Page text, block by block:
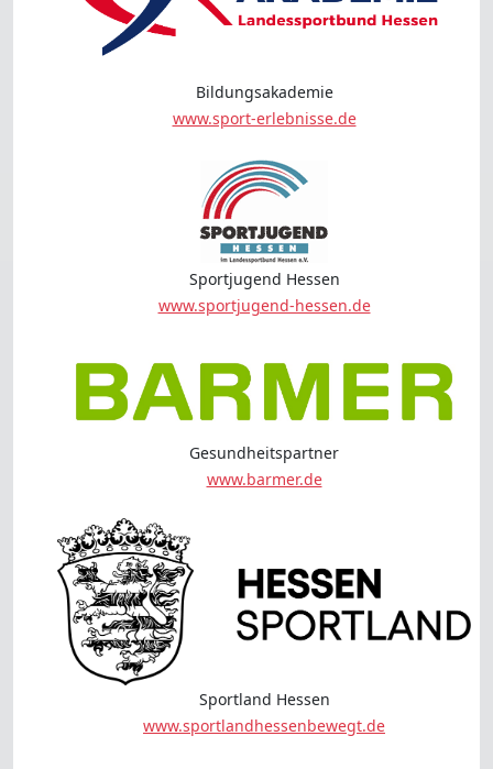
Bildungsakademie
www.sport-erlebnisse.de
Sportjugend Hessen
www.sportjugend-hessen.de
Gesundheitspartner
www.barmer.de
Sportland Hessen
www.sportlandhessenbewegt.de